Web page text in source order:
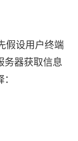
假设用户终端
务器获取信息